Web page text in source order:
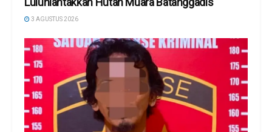
3 AGUSTUS 2026